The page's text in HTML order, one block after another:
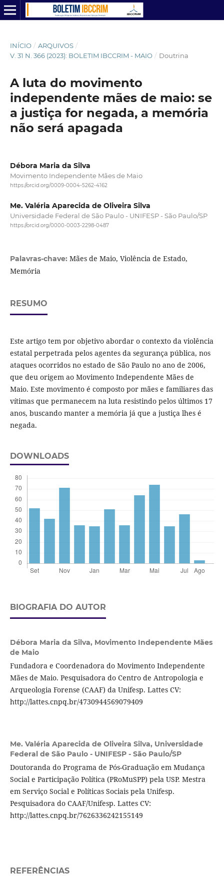
INÍCIO / ARQUIVOS /
V. 31 N. 366 (2023): BOLETIM IBCCRIM - MAIO / Doutrina
A luta do movimento
independente mães de maio: se
a justiça for negada, a memória
não será apagada
Débora Maria da Silva
Movimento Independente Mães de Maio
https://orcid.org/0009-0004-5262-4162
Me. Valéria Aparecida de Oliveira Silva
Universidade Federal de São Paulo - UNIFESP - São Paulo/SP
https://orcid.org/0000-0003-2298-0487
Palavras-chave: Mães de Maio, Violência de Estado,
Memória
RESUMO
Este artigo tem por objetivo abordar o contexto da violência
estatal perpetrada pelos agentes da segurança pública, nos
ataques ocorridos no estado de São Paulo no ano de 2006,
que deu origem ao Movimento Independente Mães de
Maio. Este movimento é composto por mães e familiares das
vítimas que permanecem na luta resistindo pelos últimos 17
anos, buscando manter a memória já que a justiça lhes é
negada.
DOWNLOADS
BIOGRAFIA DO AUTOR
Débora Maria da Silva, Movimento Independente Mães
de Maio
Fundadora e Coordenadora do Movimento Independente
Mães de Maio. Pesquisadora do Centro de Antropologia e
Arqueologia Forense (CAAF) da Unifesp. Lattes CV:
http://lattes.cnpq.br/4730944569079409
Me. Valéria Aparecida de Oliveira Silva, Universidade
Federal de São Paulo - UNIFESP - São Paulo/SP
Doutoranda do Programa de Pós-Graduação em Mudança
Social e Participação Política (PRoMuSPP) pela USP. Mestra
em Serviço Social e Políticas Sociais pela Unifesp.
Pesquisadora do CAAF/Unifesp. Lattes CV:
http://lattes.cnpq.br/7626336242155149
REFERÊNCIAS